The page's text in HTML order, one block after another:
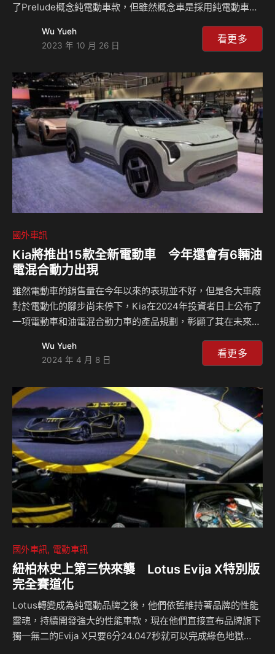
了Prelude概念純電動車款，但雖然概念車是採用純電動車的
型，只不過整體外貌看起來似乎有點類似Toyota的車款引起
熱烈討論。 如果你記得Honda Prelude的話，相信是對於這
款則是截然不同的設計，雖然一樣是雙門跑車，但過去的
Prelude是一輛相當緊湊的雙門轎跑車，現在的概念車則是放
大不少，不過考量到現今汽車市場當中尺碼不斷放大，這樣的
設計取向其實一點…
Wu Yueh
2023 年 10 月 26 日
看更多
國外車訊
Kia將推出15款全新電動車 今年還會有6輛油
電混合動力出現
雖然電動車的銷售量在今年以來的表現並不好，但是各大車廠
對於電動化的腳步尚未停下，Kia在2024年投資者日上公布了
一項電動車和油電混合動力車的產品規劃，彰顯了其在未來幾
全新的電動車型，包括EV2、EV4和EV3等，並目標在2030年
達到每年160萬輛的電動車銷售量，同時Kia也沒有忽視混合
電動力車將會出現，並在2028年進一步增加到9款，目標是將
油電動力車的全球銷售比例提升至20%。 Kia的電動車發展策
略不只是增加產品線而已，同時還包括提升現有電動車型的性
能，像是EV6將在…
Wu Yueh
2024 年 4 月 8 日
看更多
國外車訊 電動車訊
紐柏林史上第三快來襲 Lotus Evija X特別版
完全賽道化
Lotus轉變成為純電動品牌之後，他們依舊維持著品牌的性能
靈魂，持續開發強大的性能車款，現在他們直接宣布品牌旗下
獨一無二的Evija X只要6分24.047秒就可以完成綠色地獄